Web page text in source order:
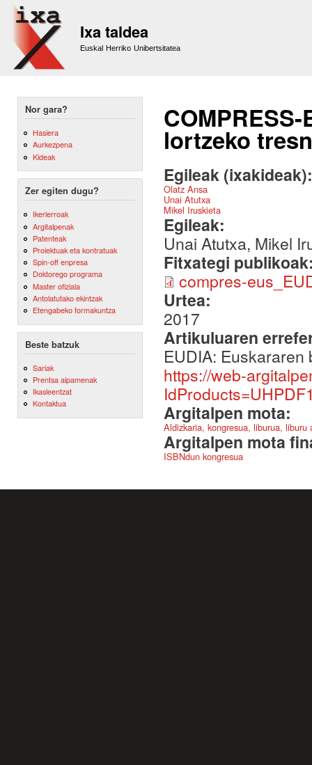
Ixa taldea
Euskal Herriko Unibertsitatea
Nor gara?
Hasiera
Aurkezpena
Kideak
Zer egiten dugu?
Ikerlerroak
Argitalpenak
Patenteak
Proiektuak eta kontratuak
Spin-off enpresa
Doktorego programa
Master ofiziala
Antolatutako ekintzak
Etengabeko formakuntza
Beste batzuk
Sariak
Prentsa aipamenak
Ikasleentzat
Kontaktua
lortzeko
Egileak
Olatz Ansa
Unai Atutxa
Mikel Iruskieta
Egileak:
Unai Atutxa, Mikel
Fitxategi
compres-
Urtea:
2017
Artikuluaren
EUDIA:
https://web-
Argitalpen mota:
Aldizkaria, kongresua, liburua,
Argitalpen mota
ISBNdun kongresua